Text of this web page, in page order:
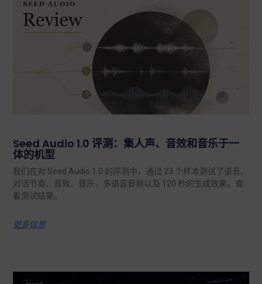
Seed Audio 1.0 评测：集人声、音效和音乐于一
体的机型
我们在对 Seed Audio 1.0 的评测中，通过 23 个样本测试了语音、
对话节奏、音效、音乐、多语言音频以及 120 秒的生成效果。查
看测试结果。.
更多信息